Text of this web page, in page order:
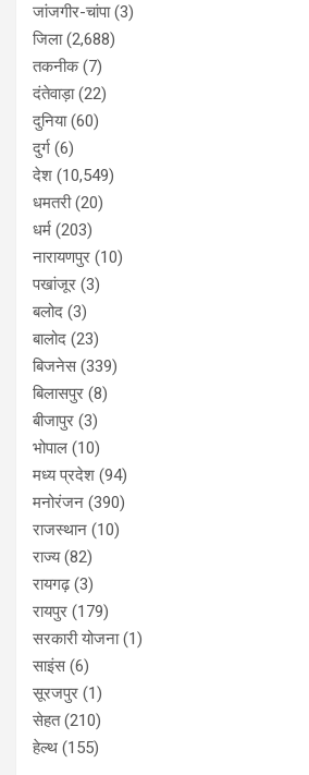
जांजगीर-चांपा(3)
जिला(2,688)
तकनीक(7)
दंतेवाड़ा(22)
दुनिया(60)
दुर्ग (6)
देश (10,549)
धमतरी(20)
धर्म (203)
नारायणपुर (10)
पखांजूर (3)
बलोद (3)
बालोद (23)
बिजनेस(339)
बिलासपुर (8)
बीजापुर (3)
भोपाल (10)
मध्य प्रदेश (94)
मनोरंजन (390)
राजस्थान (10)
राज्य(82)
रायगढ़(3)
रायपुर (179)
सरकारी योजना(1)
साइंस(6)
सूरजपुर (1)
सेहत(210)
हेल्थ (155)